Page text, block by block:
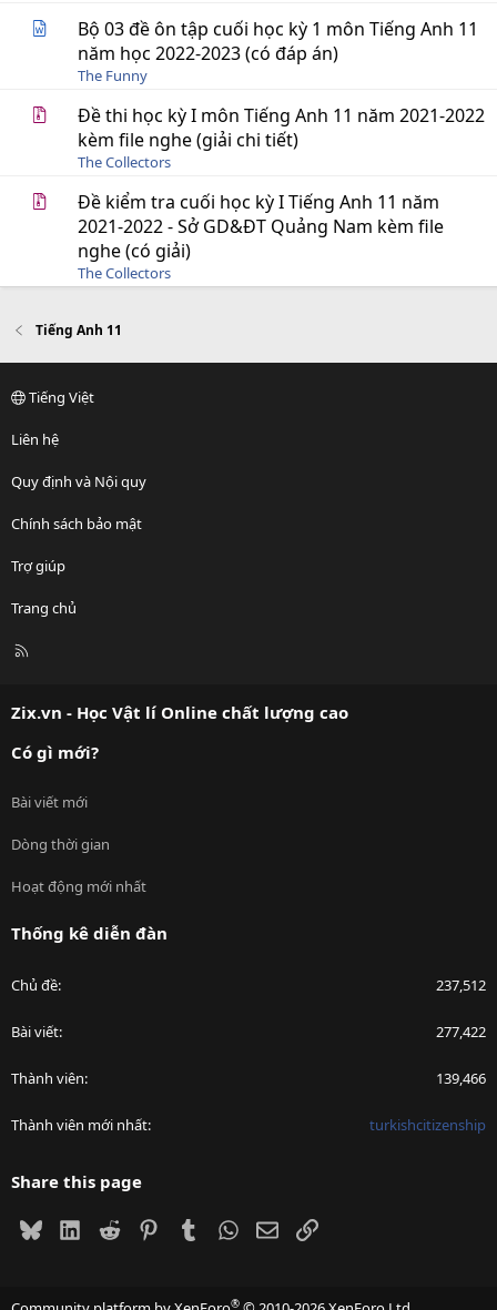
Bộ 03 đề ôn tập cuối học kỳ 1 môn Tiếng Anh 11
năm học 2022-2023 (có đáp án)
The Funny
Đề thi học kỳ I môn Tiếng Anh 11 năm 2021-2022
kèm file nghe (giải chi tiết)
The Collectors
Đề kiểm tra cuối học kỳ I Tiếng Anh 11 năm
2021-2022 - Sở GD&ĐT Quảng Nam kèm file
nghe (có giải)
The Collectors
Tiếng Anh 11
Tiếng Việt
Liên hệ
Quy định và Nội quy
Chính sách bảo mật
Trợ giúp
Trang chủ
R
Zix.vn - Học Vật lí Online chất lượng cao
Có gì mới?
Bài viết mới
Dòng thời gian
Hoạt động mới nhất
Thống kê diễn đàn
Chủ đề 237,512
Bài viết 277,422
Thành viên 139,466
Thành viên mới nhất turkishcitizenship
Share this page
BlueskyLinkedIn
Reddit PinterestTumblrWhatsApp
EmailLink
®